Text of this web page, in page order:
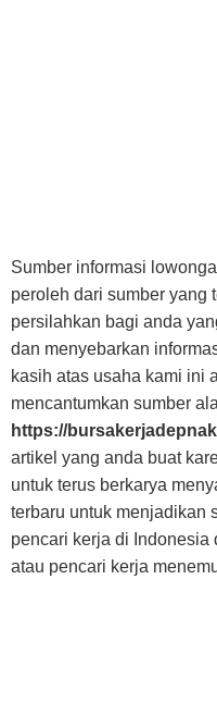
Sumber informasi
peroleh dari sumber yang
persilahkan bagi anda
dan menyebarkan
kasih atas usaha kami ini
mencantumkan sumber
https://
artikel yang anda buat
untuk terus berkarya
terbaru untuk menjadikan
pencari kerja di Indonesia
atau pencari kerja